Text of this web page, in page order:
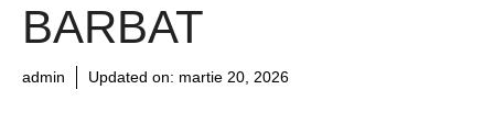
BARBAT
admin Updated on: martie 20, 2026